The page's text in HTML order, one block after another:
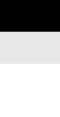
содержанию